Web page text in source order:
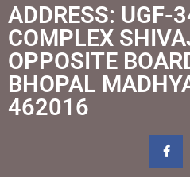
ADDRESS: UGF-
COMPLEX
OPPOSITE
BHOPAL
462016